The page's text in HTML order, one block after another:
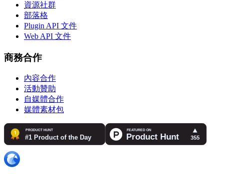
資源社群
部落格
Plugin API 文件
Web API 文件
商務合作
內容合作
活動贊助
自媒體合作
媒體素材包